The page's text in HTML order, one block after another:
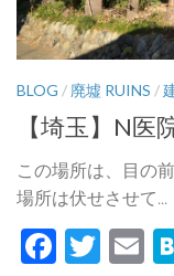
BLOG / 廃墟 RUINS /
【埼玉】N医
この場所は、目の
場所は伏せさせて...